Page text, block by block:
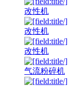
改性机
改性机
改性机
气流粉碎机